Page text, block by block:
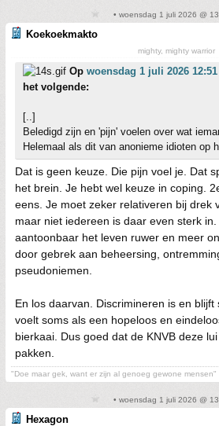
• woensdag 1 juli 2026 @
Koekoekmakto
mighty, mighty warrior
Op woensdag 1 juli 2026 12:51
het volgende:
[..]
Beledigd zijn en 'pijn' voelen over wat
Helemaal als dit van anonieme idioten op
Dat is geen keuze. Die pijn voel je. Dat
het brein. Je hebt wel keuze in coping.
eens. Je moet zeker relativeren bij drek
maar niet iedereen is daar even sterk
aantoonbaar het leven ruwer en meer
door gebrek aan beheersing,
pseudoniemen.
En los daarvan. Discrimineren is en
voelt soms als een hopeloos en
bierkaai. Dus goed dat de KNVB deze
pakken.
"Doe maar gek, want er zijn al genoeg gewone mensen"
• woensdag 1 juli 2026 @
Hexagon